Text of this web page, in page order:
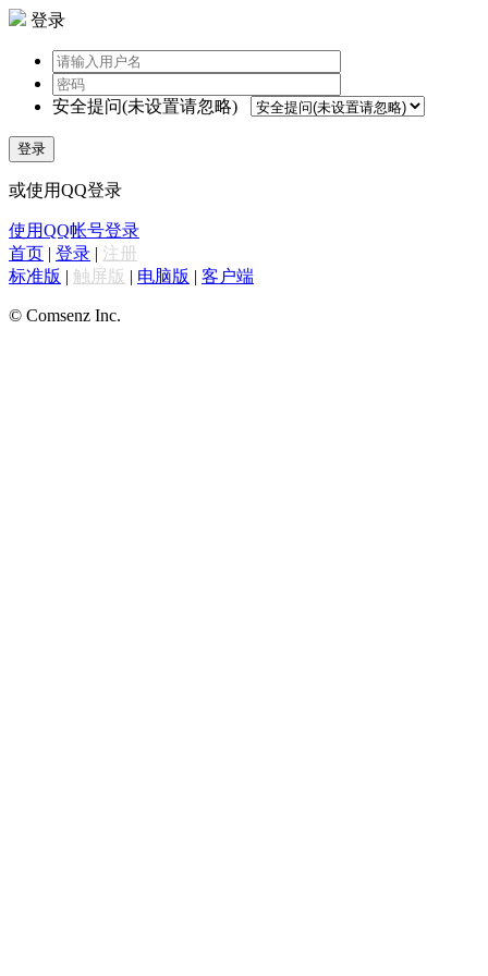
登录
安全提问(未设置请忽略)
登录
或使用QQ登录
使用QQ帐号登录
首页 | 登录 | 注册
标准版 | 触屏版 | 电脑版 | 客户端
© Comsenz Inc.